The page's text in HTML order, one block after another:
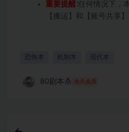
重要提醒 ∶任何情况下，
【搬运】和【账号共享
恐怖本 机制本 现代本
80剧本杀 永久会员